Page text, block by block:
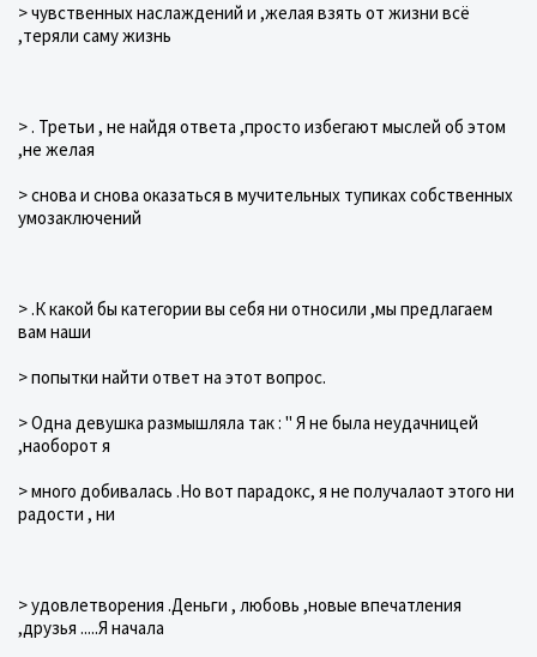
> чувственных наслаждений и ,желая взять от жизни всё
,теряли саму жизнь
> . Третьи , не найдя ответа ,просто избегают мыслей об этом
,не желая
> снова и снова оказаться в мучительных тупиках собственных
умозаключений
> .К какой бы категории вы себя ни относили ,мы предлагаем
вам наши
> попытки найти ответ на этот вопрос.
> Одна девушка размышляла так : " Я не была неудачницей
,наоборот я
> много добивалась .Но вот парадокс, я не получалаот этого ни
радости , ни
> удовлетворения .Деньги , любовь ,новые впечатления
,друзья .....Я начала